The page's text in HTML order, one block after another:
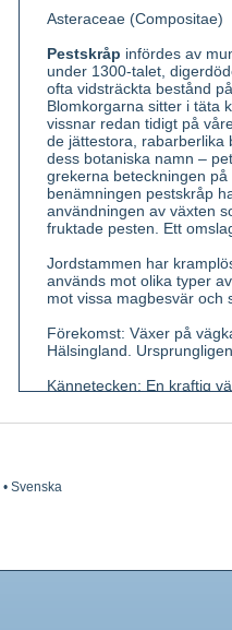
Asteraceae (Compositae)
Pestskråp infördes av
under 1300-talet,
ofta vidsträckta bestånd
Blomkorgarna sitter i täta
vissnar redan tidigt på
de jättestora, rabarberlika
dess botaniska namn –
grekerna beteckningen
benämningen pestskråp
användningen av växten
fruktade pesten. Ett
Jordstammen har
används mot olika typer
mot vissa magbesvär och
Förekomst: Växer på
Hälsingland.
Kännetecken: En kraftig
halv meter breda. De
• Svenska